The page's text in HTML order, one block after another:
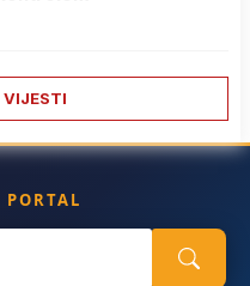
VIJESTI
PORTAL